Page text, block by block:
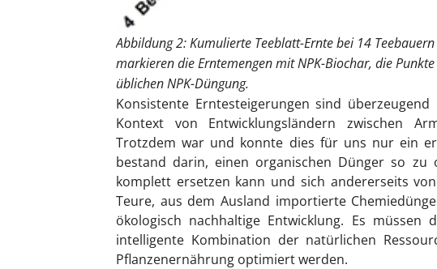
Abbildung 2: Kumulierte Teeblatt-Ernte bei 14
markieren die Erntemengen mit NPK-Biochar, die
üblichen NPK-Düngung.
Konsistente Erntesteigerungen sind
Kontext von Entwicklungsländern zwischen
Trotzdem war und konnte dies für uns nur ein
bestand darin, einen organischen Dünger so
komplett ersetzen kann und sich andererseits
Teure, aus dem Ausland importierte
ökologisch nachhaltige Entwicklung. Es
intelligente Kombination der natürlichen
Pflanzenernährung optimiert werden.